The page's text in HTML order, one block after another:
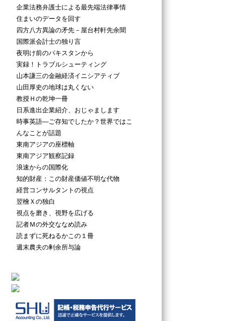
企業法務弁護士による最先端法律事情
住まいのデータを回す
四方八方異論の矛先－屋台村軒先余聞
国際派会計士の独り言
夜明け前のパキスタンから
実録！トラブルシューティング
山本謙三の金融経済イニシアティブ
山田厚史の地球は丸くない
教授Ｈの乾坤一冊
日系進出企業紹介、おじゃまします
時事英語―ご存知でしたか？世界ではこ
んなことが話題
東南アジアの座標軸
東南アジア観察記録
浪速からの国際化
知的財産：この財産価値不明な代物
経営コンサルタントの視点
翌檜Ｘの独白
視点を磨き、視野を広げる
記者Ｍの外交ななめ読み
読まずに死ねるかこの１冊
週末農夫の剰余所与論